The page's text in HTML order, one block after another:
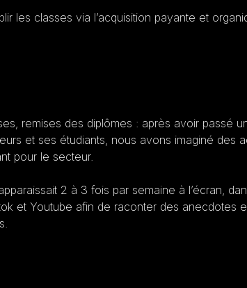
les classes via l’acquisition payante et
remises des diplômes : après avoir passé
et ses étudiants, nous avons imaginé des
pour le secteur.
2 à 3 fois par semaine à l’écran,
et Youtube afin de raconter des anecdotes